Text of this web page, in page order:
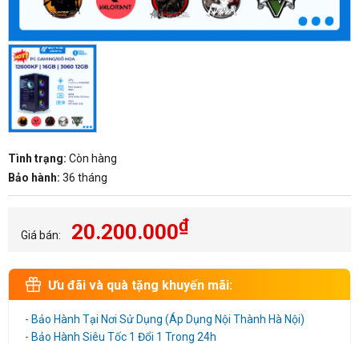
Tình trạng: Còn hàng
Bảo hành: 36 tháng
Giá bán: 20.200.000₫
Ưu đãi và quà tặng khuyến mãi:
- Bảo Hành Tại Nơi Sử Dụng (Áp Dụng Nội Thành Hà Nội)
- Bảo Hành Siêu Tốc 1 Đổi 1 Trong 24h